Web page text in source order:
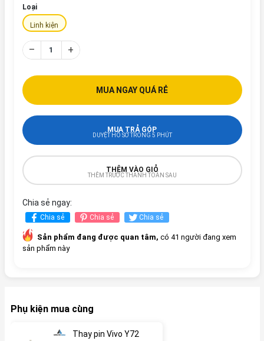
Loại
Linh kiện
– +
MUA NGAY QUÁ RẺ
MUA TRẢ GÓP
DUYỆT HỒ SƠ TRONG 5 PHÚT
THÊM VÀO GIỎ
THÊM TRƯỚC THANH TOÁN SAU
Chia sẻ ngay:
Chia sẻ Chia sẻ Chia sẻ
Sản phẩm đang được quan tâm, có 41 người đang xem
sản phẩm này
Phụ kiện mua cùng
Thay pin Vivo Y72